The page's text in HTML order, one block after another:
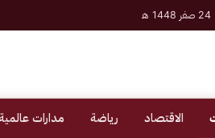
الاقتصاد رياضة مدارات